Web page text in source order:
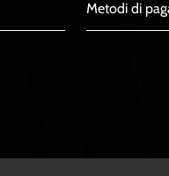
Metodi di